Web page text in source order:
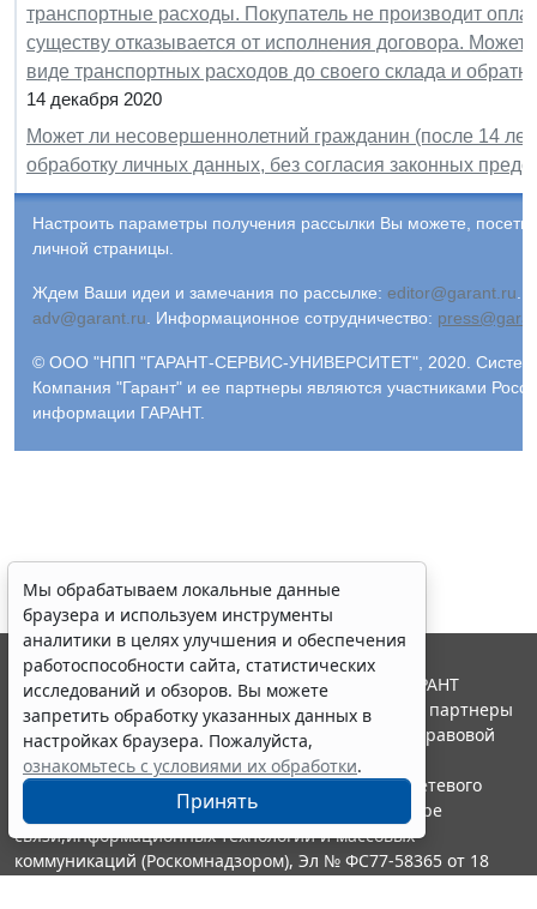
транспортные расходы. Покупатель не производит
существу отказывается от исполнения договора. Может
виде транспортных расходов до своего склада и
14 декабря 2020
Может ли несовершеннолетний гражданин (после 14
обработку личных данных, без согласия законных
Настроить параметры получения рассылки Вы можете,
личной страницы.
Ждем Ваши идеи и замечания по рассылке: editor@garant.ru
adv@garant.ru
Информационное сотрудничество:
© ООО "НПП "ГАРАНТ-СЕРВИС-УНИВЕРСИТЕТ", 2020. Система
Компания "Гарант" и ее партнеры являются участниками
информации ГАРАНТ.
Мы обрабатываем локальные данные
браузера и используем инструменты
аналитики в целях улучшения и обеспечения
работоспособности сайта, статистических
исследований и обзоров. Вы можете
запретить обработку указанных данных в
настройках браузера. Пожалуйста,
ознакомьтесь с условиями их обработки.
Принять
© ООО "НПП "ГАРАНТ-СЕРВИС", 2026. Система ГАРАНТ
выпускается с 1990 года. Компания "Гарант" и ее партнеры
являются участниками Российской ассоциации правовой
информации ГАРАНТ.
Портал ГАРАНТ.РУ зарегистрирован в качестве сетевого
издания Федеральной службой по надзору в сфере
связи,информационных технологий и массовых
коммуникаций (Роскомнадзором), Эл № ФС77-58365 от 18